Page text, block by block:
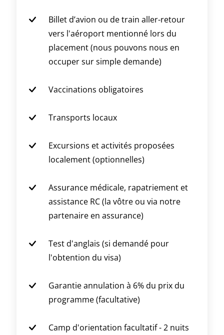
Billet d’avion ou de train aller-retour
vers l'aéroport mentionné lors du
placement (nous pouvons nous en
occuper sur simple demande)
Vaccinations obligatoires
Transports locaux
Excursions et activités proposées
localement (optionnelles)
Assurance médicale, rapatriement et
assistance RC (la vôtre ou via notre
partenaire en assurance)
Test d'anglais (si demandé pour
l'obtention du visa)
Garantie annulation à 6% du prix du
programme (facultative)
Camp d'orientation facultatif - 2 nuits